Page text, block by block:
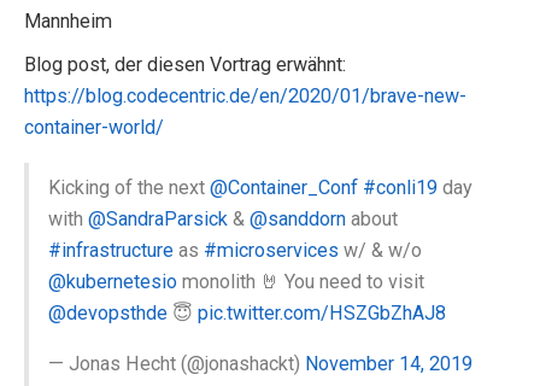
Mannheim
Blog post, der diesen Vortrag erwähnt:
https://blog.codecentric.de/en/2020/01/brave-new-
container-world/
Kicking of the next@Container_Conf #conli19 day
with@SandraParsick &@sanddorn about
#infrastructure as #microservices w/ & w/o
@kubernetesio monolith 🤘 You need to visit
@devopsthde 😇pic.twitter.com/HSZGbZhAJ8
— Jonas Hecht (@jonashackt) November 14, 2019